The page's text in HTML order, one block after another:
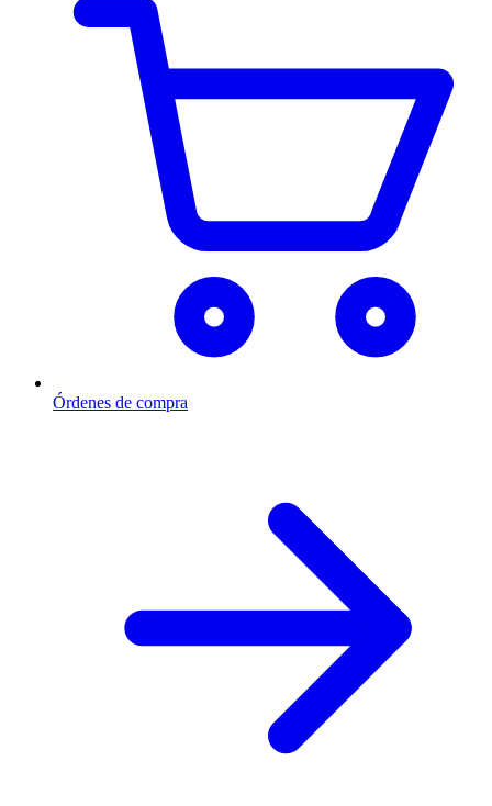
Órdenes de compra